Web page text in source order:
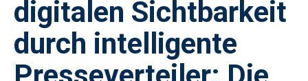
digitalen Sichtbarkeit
durch intelligente